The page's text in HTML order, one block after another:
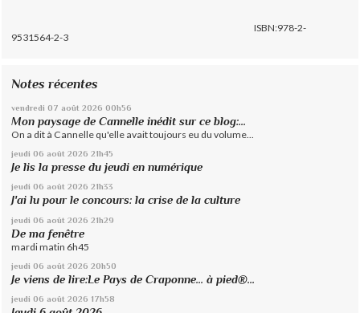
ISBN:978-2-
9531564-2-3
Notes récentes
vendredi 07 août 2026 00h56
Mon paysage de Cannelle inédit sur ce blog:...
On a dit à Cannelle qu'elle avait toujours eu du volume...
jeudi 06 août 2026 21h45
Je lis la presse du jeudi en numérique
jeudi 06 août 2026 21h33
J'ai lu pour le concours: la crise de la culture
jeudi 06 août 2026 21h29
De ma fenêtre
mardi matin 6h45
jeudi 06 août 2026 20h50
Je viens de lire:Le Pays de Craponne... à pied®...
jeudi 06 août 2026 17h58